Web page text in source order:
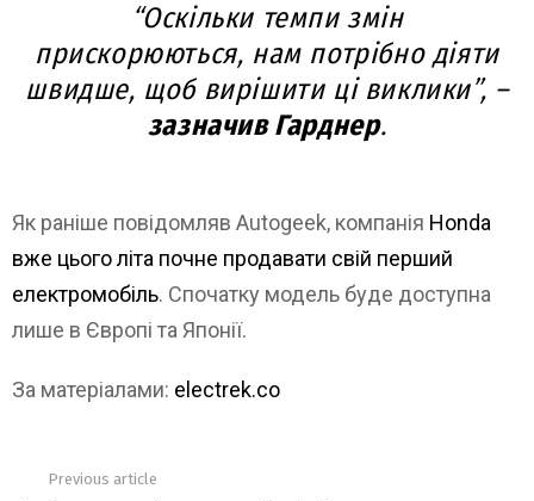
“Оскільки темпи змін
прискорюються, нам потрібно діяти
швидше, щоб вирішити ці виклики”, –
зазначив Гарднер.
Як раніше повідомляв Autogeek, компанія Honda
вже цього літа почне продавати свій перший
електромобіль. Спочатку модель буде доступна
лише в Європі та Японії.
За матеріалами: electrek.co
Previous article